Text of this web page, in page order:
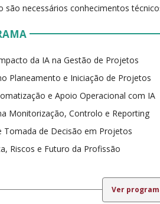
são necessários conhecimentos
da IA na Gestão de Projetos
Planeamento e Iniciação de Projetos
e Apoio Operacional com IA
Monitorização, Controlo e Reporting
Tomada de Decisão em Projetos
Riscos e Futuro da Profissão
Ver